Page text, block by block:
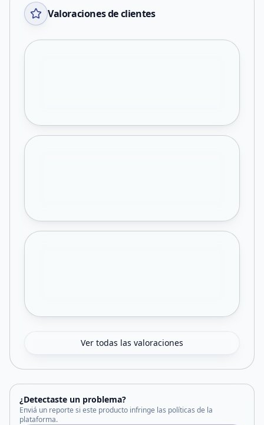
Valoraciones de clientes
Ver todas las valoraciones
¿Detectaste un problema?
Enviá un reporte si este producto infringe las políticas de la
plataforma.